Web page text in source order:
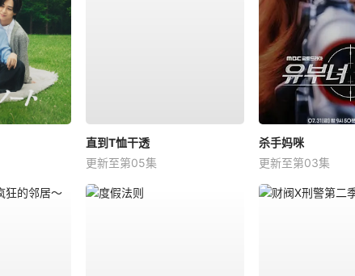
直到T恤干透
更新至第05集
杀手妈咪
更新至第03集